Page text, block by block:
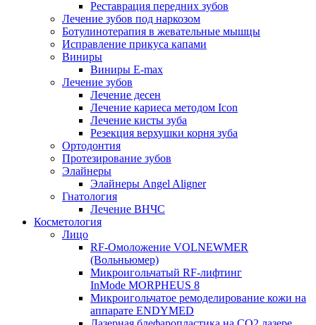
Реставрация передних зубов
Лечение зубов под наркозом
Ботулинотерапия в жевательные мышцы
Исправление прикуса капами
Виниры
Виниры E-max
Лечение зубов
Лечение десен
Лечение кариеса методом Icon
Лечение кисты зуба
Резекция верхушки корня зуба
Ортодонтия
Протезирование зубов
Элайнеры
Элайнеры Angel Aligner
Гнатология
Лечение ВНЧС
Косметология
Лицо
RF-Омоложение VOLNEWMER
(Вольньюмер)
Микроигольчатый RF-лифтинг
InMode MORPHEUS 8
Микроигольчатое ремоделирование кожи на
аппарате ENDYMED